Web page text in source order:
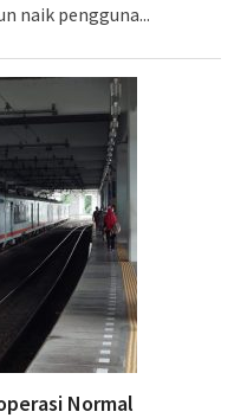
naik pengguna...
Normal